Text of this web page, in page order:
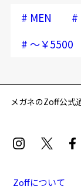
再入荷お知
# MEN #
# ～￥5500
メガネのZoff公式
Zoffについて